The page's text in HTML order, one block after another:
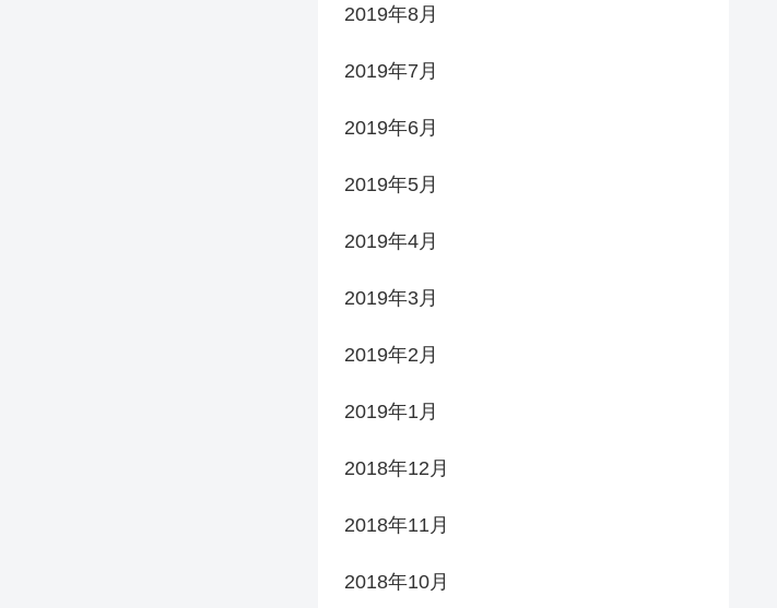
2019年8月
2019年7月
2019年6月
2019年5月
2019年4月
2019年3月
2019年2月
2019年1月
2018年12月
2018年11月
2018年10月